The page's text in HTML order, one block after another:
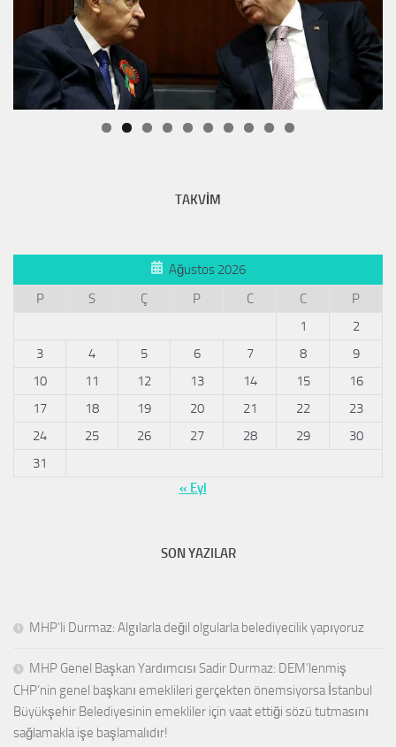
TAKVİM
Ağustos 2026
P
S Ç P C C
P
1
2
3
4 5 6 7 8
9
10
11 12 13 14 15
16
17
18 19 20 21 22
23
24
25 26 27 28 29
30
31
« Eyl
SON YAZILAR
MHP’li Durmaz: Algılarla değil olgularla belediyecilik yapıyoruz
MHP Genel Başkan Yardımcısı Sadir Durmaz: DEM’lenmiş
CHP’nin genel başkanı emeklileri gerçekten önemsiyorsa İstanbul
Büyükşehir Belediyesinin emekliler için vaat ettiği sözü tutmasını
sağlamakla işe başlamalıdır!